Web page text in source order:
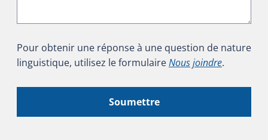
Pour obtenir une réponse à une question de nature
linguistique, utilisez le formulaireNous joindre.
Soumettre